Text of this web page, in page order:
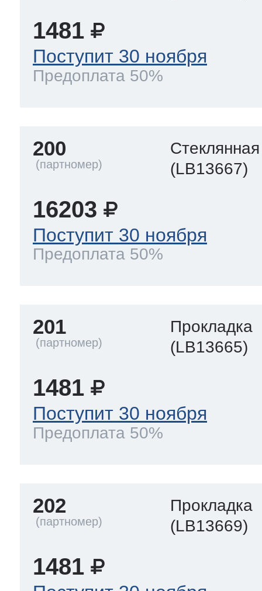
1481
Поступит 30 ноября
Предоплата 50%
200
(LB13667)
16203
Поступит 30 ноября
Предоплата 50%
201
Прокладка
(LB13665)
1481
Поступит 30 ноября
Предоплата 50%
202
Прокладка
(LB13669)
1481